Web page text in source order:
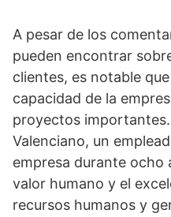
A pesar de los
pueden encontrar
clientes, es notable
capacidad de la
proyectos
Valenciano, un
empresa durante ocho
valor humano y el
recursos humanos y